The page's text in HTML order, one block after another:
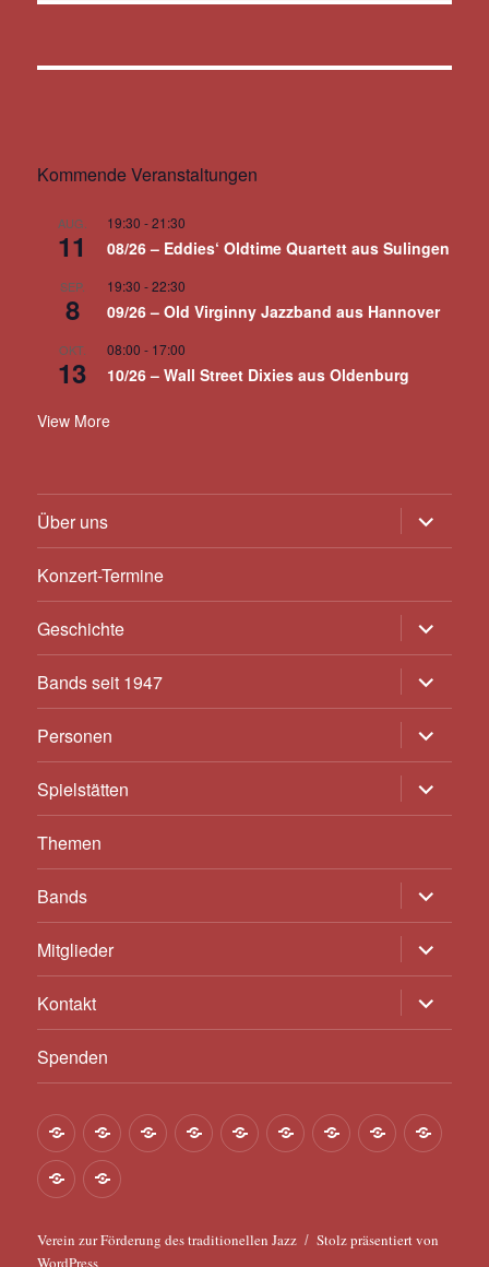
Kommende Veranstaltungen
AUG.
11
19:30 -21:30
08/26 – Eddies‘ Oldtime Quartett aus Sulingen
SEP.
8
19:30 -22:30
09/26 – Old Virginny Jazzband aus Hannover
OKT.
13
08:00 - 17:00
10/26 – Wall Street Dixies aus Oldenburg
View More
Über uns
anzeigen
Konzert-Termine
Geschichte
anzeigen
Bands seit 1947
anzeigen
Personen
anzeigen
Spielstätten
anzeigen
Themen
Bands
anzeigen
Mitglieder
anzeigen
Kontakt
anzeigen
Spenden
Über
uns
Konzert-
Termine
Geschichte
BandsPersonenSpielstätten
ThemenBands
KontaktSpenden
Verein zur Förderung des traditionellen Jazz
Stolz präsentiert von
WordPress